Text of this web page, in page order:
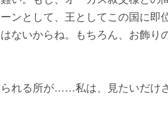
ンとして、王としてこの国に即
ないからね。もちろん、お飾り
れる所が……私は、見たいだけさ